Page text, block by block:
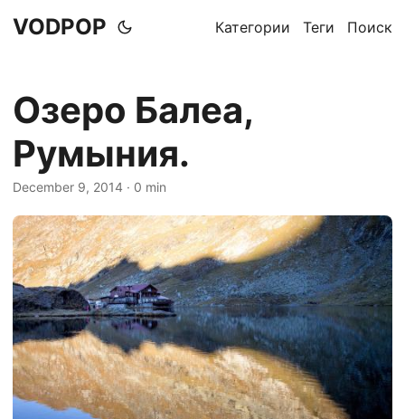
VODPOP Категории Теги Поиск
Озеро Балеа,
Румыния.
December 9, 2014 · 0 min